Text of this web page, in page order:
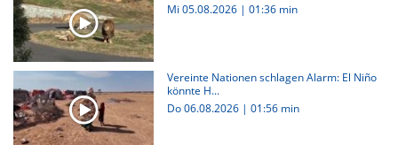
Mi 05.08.2026 | 01:36 min
Vereinte Nationen schlagen Alarm: El Niño
könnte H...
Do 06.08.2026 | 01:56 min